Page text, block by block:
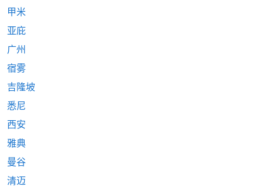
甲米
亚庇
广州
宿雾
吉隆坡
悉尼
西安
雅典
曼谷
清迈